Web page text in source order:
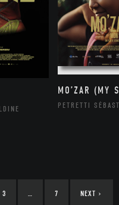
MO’ZAR (MY
PETRETTI
3 7 NEXT ›